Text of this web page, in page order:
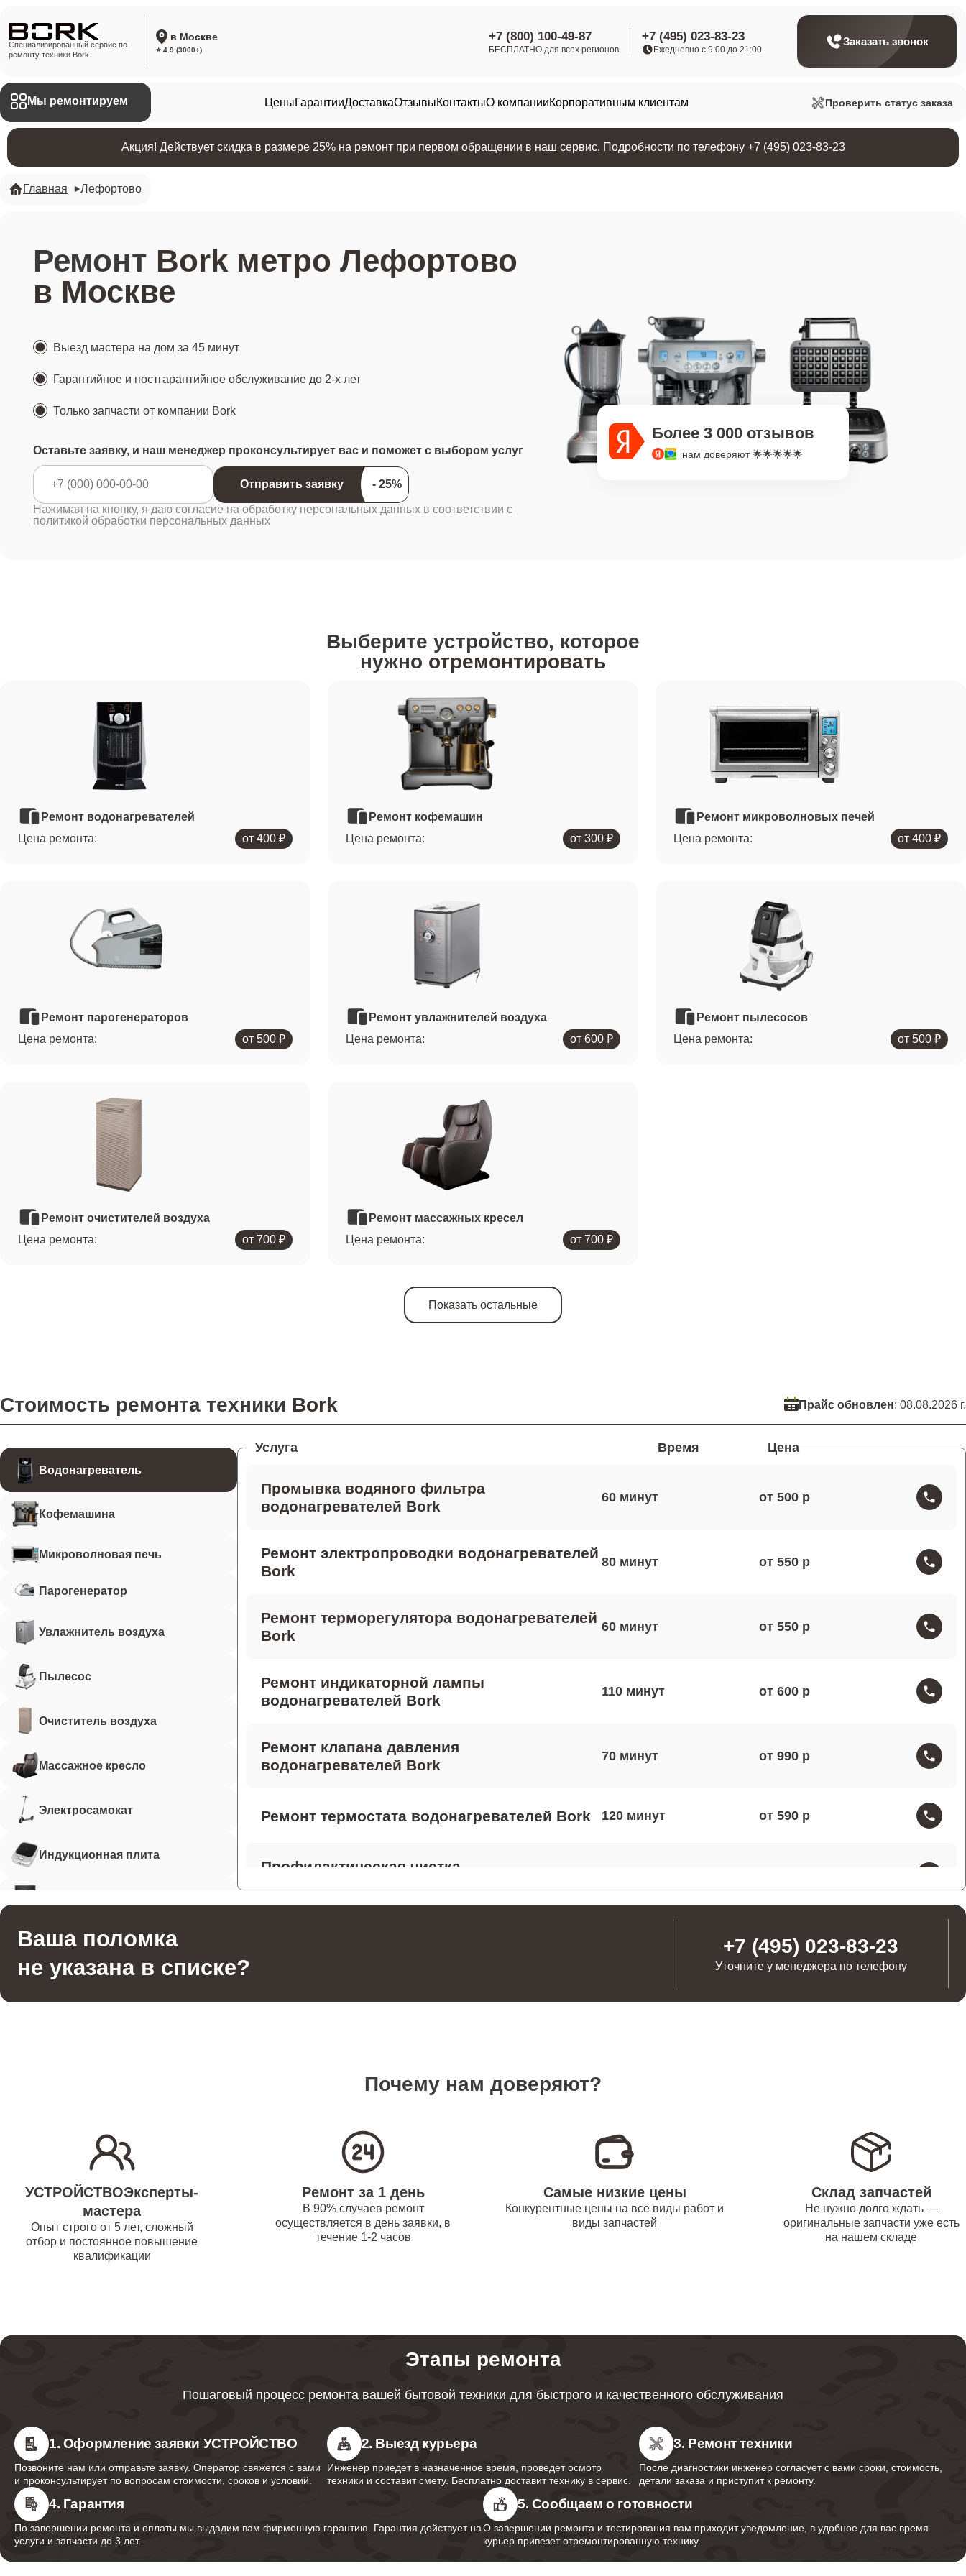
Специализированный сервис по
ремонту техники Bork
в Москве
⭐ 4.9 (3000+)
+7 (800) 100-49-87
БЕСПЛАТНО для всех регионов
+7 (495) 023-83-23
Ежедневно с 9:00 до 21:00
Заказать звонок
Мы ремонтируем ЦеныГарантииДоставкаОтзывыКонтактыО компанииКорпоративным клиентам Проверить статус заказа
Акция! Действует скидка в размере 25% на ремонт при первом обращении в наш сервис. Подробности по телефону +7 (495) 023-83-23
Главная Лефортово
Ремонт Bork метро Лефортово
в Москве
Выезд мастера на дом за 45 минут
Гарантийное и постгарантийное обслуживание до 2-х лет
Только запчасти от компании Bork
Оставьте заявку, и наш менеджер проконсультирует вас и поможет с выбором услуг
Отправить заявку
Нажимая на кнопку, я даю согласие на обработку персональных данных в соответствии с
политикой обработки персональных данных
Более 3 000 отзывов
нам доверяют 🌟🌟🌟🌟🌟
Выберите устройство, которое
нужно отремонтировать
Ремонт водонагревателей
Цена ремонта:
от 400 ₽
Ремонт кофемашин
Цена ремонта:
от 300 ₽
Ремонт микроволновых печей
Цена ремонта:
от 400 ₽
Ремонт парогенераторов
Цена ремонта:
от 500 ₽
Ремонт увлажнителей воздуха
Цена ремонта:
от 600 ₽
Ремонт пылесосов
Цена ремонта:
от 500 ₽
Ремонт очистителей воздуха
Цена ремонта:
от 700 ₽
Ремонт массажных кресел
Цена ремонта:
от 700 ₽
Показать остальные
Стоимость ремонта техники Bork Прайс обновлен: 08.08.2026 г.
Водонагреватель
Кофемашина
Микроволновая печь
Парогенератор
Увлажнитель воздуха
Пылесос
Очиститель воздуха
Массажное кресло
Электросамокат
Индукционная плита
Гладильная система
Услуга Время Цена
Промывка водяного фильтра
водонагревателей Bork
60 от 500
Ремонт электропроводки водонагревателей
Bork
80 от 550
Ремонт терморегулятора водонагревателей
Bork
60 от 550
Ремонт индикаторной лампы
водонагревателей Bork
110 от 600
Ремонт клапана давления
водонагревателей Bork
70 от 990
Ремонт термостата водонагревателей Bork 120 от 590
Профилактическая чистка
от 1100
90 от 1250
водонагревателей Bork
Ремонт прокладки водонагревателей Bork
водонагревателей Bork
80
Ремонт труб поступления воды
Ремонт анода водонагревателей Bork
Ремонт термопредохранителя
Ремонт предохранительного клапана
водонагревателей Bork
Ваша поломка
не указана в списке?
+7 (495) 023-83-23
Уточните у менеджера по телефону
Почему нам доверяют?
УСТРОЙСТВОЭксперты-
мастера
Опыт строго от 5 лет, сложный
отбор и постоянное повышение
квалификации
Ремонт за 1 день
В 90% случаев ремонт
осуществляется в день заявки, в
течение 1-2 часов
Самые низкие цены
Конкурентные цены на все виды работ и
виды запчастей
Склад запчастей
Не нужно долго ждать —
оригинальные запчасти уже есть
на нашем складе
Этапы ремонта
Пошаговый процесс ремонта вашей бытовой техники для быстрого и качественного обслуживания
1. Оформление заявки УСТРОЙСТВО
Позвоните нам или отправьте заявку. Оператор свяжется с вами
и проконсультирует по вопросам стоимости, сроков и условий.
2. Выезд курьера
Инженер приедет в назначенное время, проведет осмотр
техники и составит смету. Бесплатно доставит технику в сервис.
3. Ремонт техники
После диагностики инженер согласует с вами сроки, стоимость,
детали заказа и приступит к ремонту.
4. Гарантия
По завершении ремонта и оплаты мы выдадим вам фирменную гарантию. Гарантия действует на
услуги и запчасти до 3 лет.
5. Сообщаем о готовности
О завершении ремонта и тестирования вам приходит уведомление, в удобное для вас время
курьер привезет отремонтированную технику.